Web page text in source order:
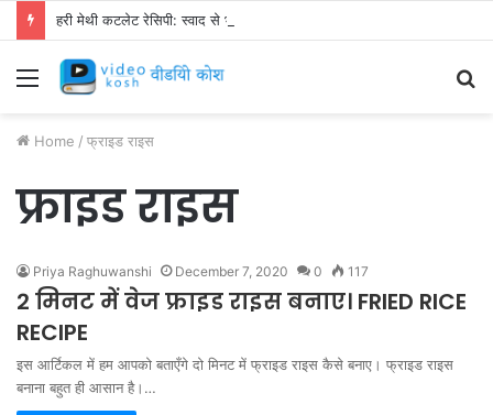
हरी मेथी कटलेट रेसिपी: स्वाद से भरपूर और स्वस्थ नाश्ता बनाएं!
Menu
Home / फ्राइड राइस
फ्राइड राइस
Priya Raghuwanshi December 7, 2020 0 117
2 मिनट में वेज फ्राइड राइस बनाए। FRIED RICE
RECIPE
इस आर्टिकल में हम आपको बताएँगे दो मिनट में फ्राइड राइस कैसे बनाए। फ्राइड राइस
बनाना बहुत ही आसान है।…